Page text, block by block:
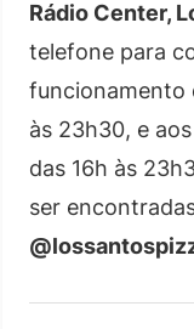
Rádio Center,
telefone para
funcionamento
às 23h30, e
das 16h às
ser